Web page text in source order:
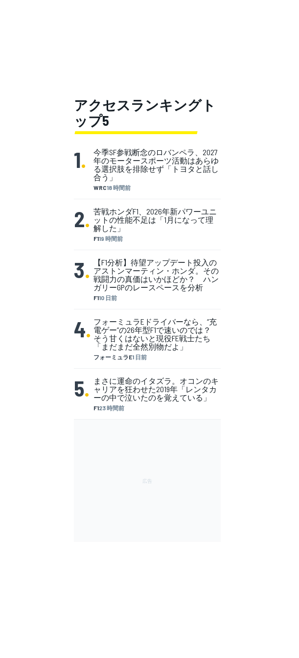
アクセスランキングト
ップ5
1.
WRC18 時間前
今季SF参戦断念のロバンペラ、2027
年のモータースポーツ活動はあらゆ
る選択肢を排除せず「トヨタと話し
合う」
2.
F119 時間前
苦戦ホンダF1、2026年新パワーユニ
ットの性能不足は「1月になって理
解した」
3.
F110 日前
【F1分析】待望アップデート投入の
アストンマーティン・ホンダ。その
戦闘力の真価はいかほどか？ ハン
ガリーGPのレースペースを分析
4.
フォーミュラE1 日前
フォーミュラEドライバーなら、“充
電ゲー”の26年型F1で速いのでは？
そう甘くはないと現役FE戦士たち
「まだまだ全然別物だよ」
5.
F123 時間前
まさに運命のイタズラ。オコンのキ
ャリアを狂わせた2019年「レンタカ
ーの中で泣いたのを覚えている」